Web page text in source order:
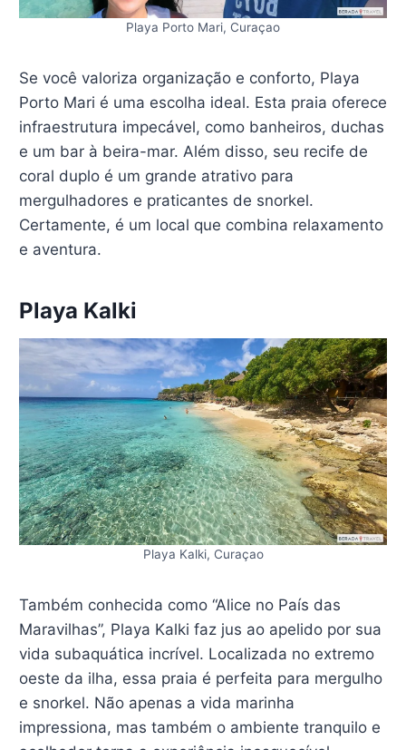
Playa Porto Mari, Curaçao
Se você valoriza organização e conforto, Playa
Porto Mari é uma escolha ideal. Esta praia oferece
infraestrutura impecável, como banheiros, duchas
e um bar à beira-mar. Além disso, seu recife de
coral duplo é um grande atrativo para
mergulhadores e praticantes de snorkel.
Certamente, é um local que combina relaxamento
e aventura.
Playa Kalki
Playa Kalki, Curaçao
Também conhecida como “Alice no País das
Maravilhas”, Playa Kalki faz jus ao apelido por sua
vida subaquática incrível. Localizada no extremo
oeste da ilha, essa praia é perfeita para mergulho
e snorkel. Não apenas a vida marinha
impressiona, mas também o ambiente tranquilo e